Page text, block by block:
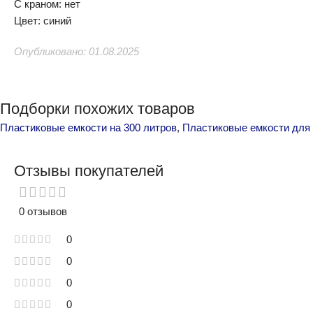
С краном: нет
Цвет: синий
Опубликовано: 01.08.2025
Подборки похожих товаров
Пластиковые емкости на 300 литров, Пластиковые емкости для
Отзывы покупателей
0 отзывов
0
0
0
0